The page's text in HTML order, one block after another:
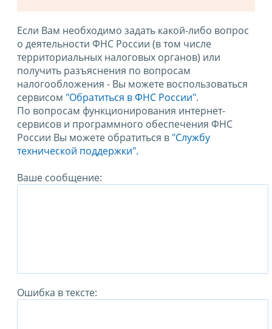
Если Вам необходимо задать какой-либо вопрос
о деятельности ФНС России (в том числе
территориальных налоговых органов) или
получить разъяснения по вопросам
налогообложения - Вы можете воспользоваться
сервисом "Обратиться в ФНС России".
По вопросам функционирования интернет-
сервисов и программного обеспечения ФНС
России Вы можете обратиться в "Службу
технической поддержки".
Ваше сообщение:
Ошибка в тексте: